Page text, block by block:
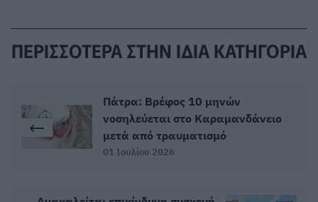
ΠΕΡΙΣΣΟΤΕΡΑ ΣΤΗΝ ΙΔΙΑ ΚΑΤΗΓΟΡΙΑ
Πάτρα: Βρέφος 10 μηνών
νοσηλεύεται στο Καραμανδάνειο
μετά από τραυματισμό
01 Ιουλίου 2026